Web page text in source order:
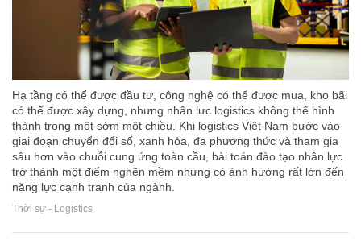
Hạ tầng có thể được đầu tư, công nghệ có thể được mua, kho bãi
có thể được xây dựng, nhưng nhân lực logistics không thể hình
thành trong một sớm một chiều. Khi logistics Việt Nam bước vào
giai đoạn chuyển đổi số, xanh hóa, đa phương thức và tham gia
sâu hơn vào chuỗi cung ứng toàn cầu, bài toán đào tạo nhân lực
trở thành một điểm nghẽn mềm nhưng có ảnh hưởng rất lớn đến
năng lực cạnh tranh của ngành.
Thời sự - Logistics